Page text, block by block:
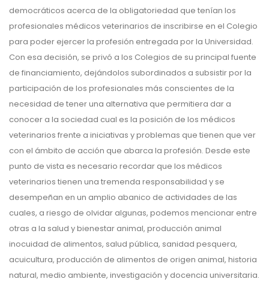
democráticos acerca de la obligatoriedad que tenían los
profesionales médicos veterinarios de inscribirse en el Colegio
para poder ejercer la profesión entregada por la Universidad.
Con esa decisión, se privó a los Colegios de su principal fuente
de financiamiento, dejándolos subordinados a subsistir por la
participación de los profesionales más conscientes de la
necesidad de tener una alternativa que permitiera dar a
conocer a la sociedad cual es la posición de los médicos
veterinarios frente a iniciativas y problemas que tienen que ver
con el ámbito de acción que abarca la profesión. Desde este
punto de vista es necesario recordar que los médicos
veterinarios tienen una tremenda responsabilidad y se
desempeñan en un amplio abanico de actividades de las
cuales, a riesgo de olvidar algunas, podemos mencionar entre
otras a la salud y bienestar animal, producción animal
inocuidad de alimentos, salud pública, sanidad pesquera,
acuicultura, producción de alimentos de origen animal, historia
natural, medio ambiente, investigación y docencia universitaria.